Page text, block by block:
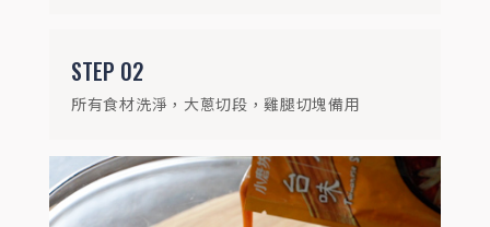
STEP 02
所有食材洗淨，大蔥切段，雞腿切塊備用